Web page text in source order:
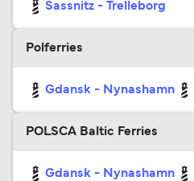
Sassnitz - Trelleborg
Polferries
Gdansk - Nynashamn
POLSCA Baltic Ferries
Gdansk - Nynashamn